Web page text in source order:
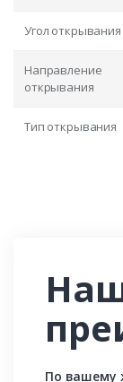
Угол открывания
Направление
открывания
Тип открывания
По вашему